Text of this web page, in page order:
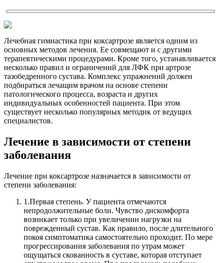
Лечебная гимнастика при коксартрозе является одним из
основных методов лечения. Ее совмещают и с другими
терапевтическими процедурами. Кроме того, устанавливается
несколько правил и ограничений для ЛФК при артрозе
тазобедренного сустава. Комплекс упражнений должен
подбираться лечащим врачом на основе степени
патологического процесса, возраста и других
индивидуальных особенностей пациента. При этом
существует несколько популярных методик от ведущих
специалистов.
Лечение в зависимости от степени
заболевания
Лечение при коксартрозе назначается в зависимости от
степени заболевания:
1.Первая степень. У пациента отмечаются
непродолжительные боли. Чувство дискомфорта
возникает только при увеличении нагрузки на
поврежденный сустав. Как правило, после длительного
покоя симптоматика самостоятельно проходит. По мере
прогрессирования заболевания по утрам может
ощущаться скованность в суставе, которая отступает